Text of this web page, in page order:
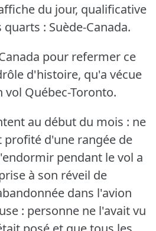
du jour, qualificative
: Suède-Canada.
pour refermer ce
d'histoire, qu'a vécue
vol Québec-Toronto.
au début du mois : ne
profité d'une rangée de
pendant le vol a
à son réveil de
dans l'avion
: personne ne l'avait vu